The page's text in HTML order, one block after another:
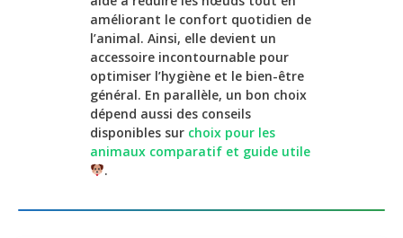
améliorant le confort quotidien de
l’animal. Ainsi, elle devient un
accessoire incontournable pour
optimiser l’hygiène et le bien-être
général. En parallèle, un bon choix
dépend aussi des conseils
disponibles sur choix pour les
animaux comparatif et guide utile
.